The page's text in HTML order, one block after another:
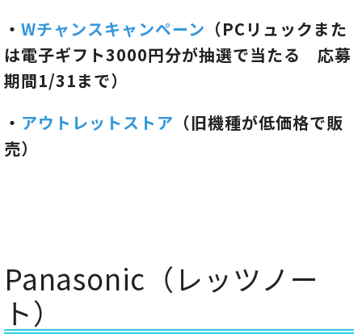
・ Wチャンスキャンペーン （PCリュックまた
は電子ギフト3000円分が抽選で当たる 応募
期間1/31まで）
・ アウトレットストア （旧機種が低価格で販
売）
Panasonic（レッツノー
ト）